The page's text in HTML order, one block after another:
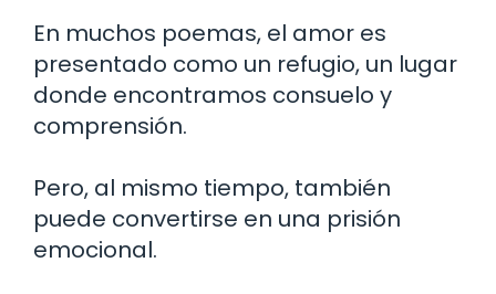
En muchos poemas, el amor es
presentado como un refugio, un lugar
donde encontramos consuelo y
comprensión.
Pero, al mismo tiempo, también
puede convertirse en una prisión
emocional.